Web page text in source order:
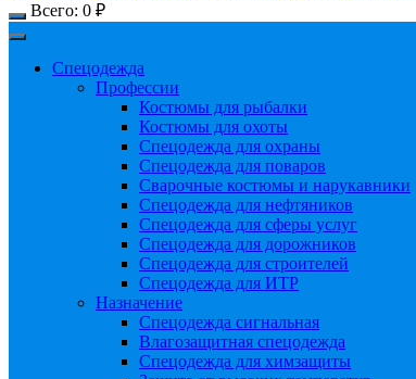
Всего: 0 ₽
Спецодежда
Профессии
Костюмы для рыбалки
Костюмы для охоты
Спецодежда для охраны
Спецодежда для поваров
Сварочные костюмы и нарукавники
Спецодежда для нефтяников
Спецодежда для сферы услуг
Спецодежда для дорожников
Спецодежда для строителей
Спецодежда для ИТР
Назначение
Спецодежда сигнальная
Влагозащитная спецодежда
Спецодежда для химзащиты